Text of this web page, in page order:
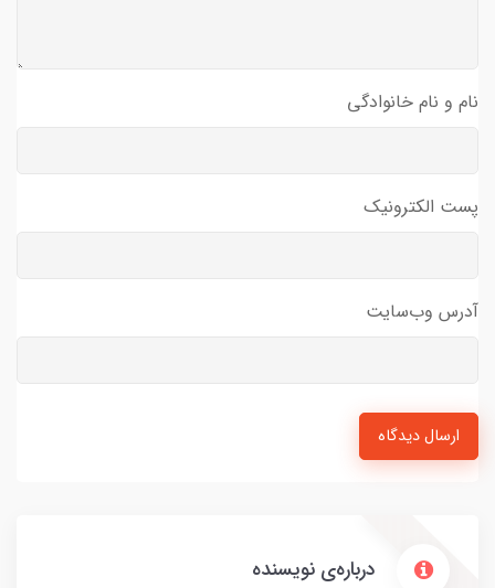
نام و نام خانوادگی
پست الکترونیک
آدرس وب‌سایت
ارسال دیدگاه
درباره‌ی نویسنده